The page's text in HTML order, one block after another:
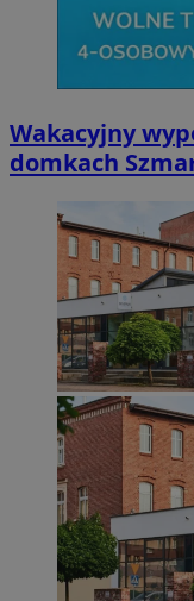
Wakacyjny
domkach